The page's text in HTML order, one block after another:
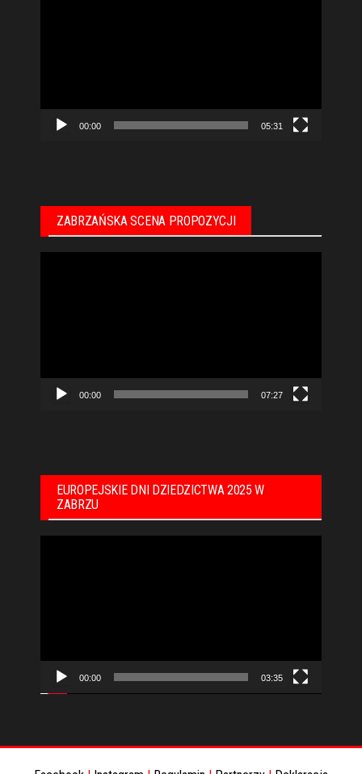
00:00 05:31
ZABRZAŃSKA SCENA PROPOZYCJI
00:00 07:27
EUROPEJSKIE DNI DZIEDZICTWA 2025 W
ZABRZU
00:00 03:35